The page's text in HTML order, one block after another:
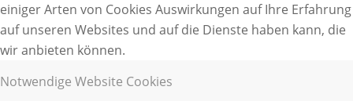
einiger Arten von Cookies Auswirkungen auf Ihre Erfahrung
auf unseren Websites und auf die Dienste haben kann, die
wir anbieten können.
Notwendige Website Cookies